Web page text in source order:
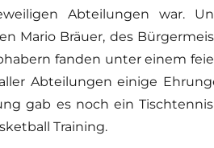
Abteilungen war.
Mario Bräuer, des
fanden unter einem
Abteilungen einige
gab es noch ein
Training.